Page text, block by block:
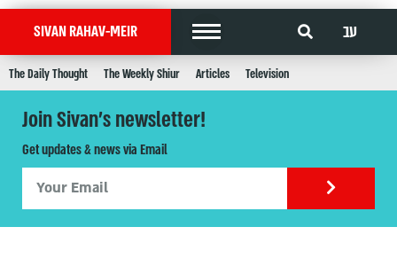
SIVAN RAHAV-MEIR עב
The Daily Thought The Weekly Shiur Articles Television
Join Sivan's newsletter!
Get updates & news via Email